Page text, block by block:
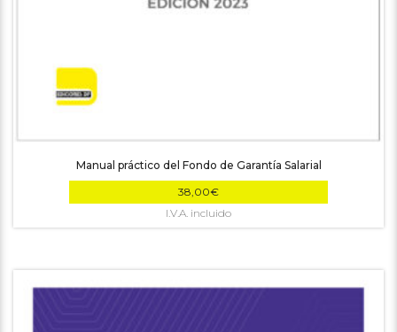
Manual práctico del Fondo de Garantía Salarial
38,00€